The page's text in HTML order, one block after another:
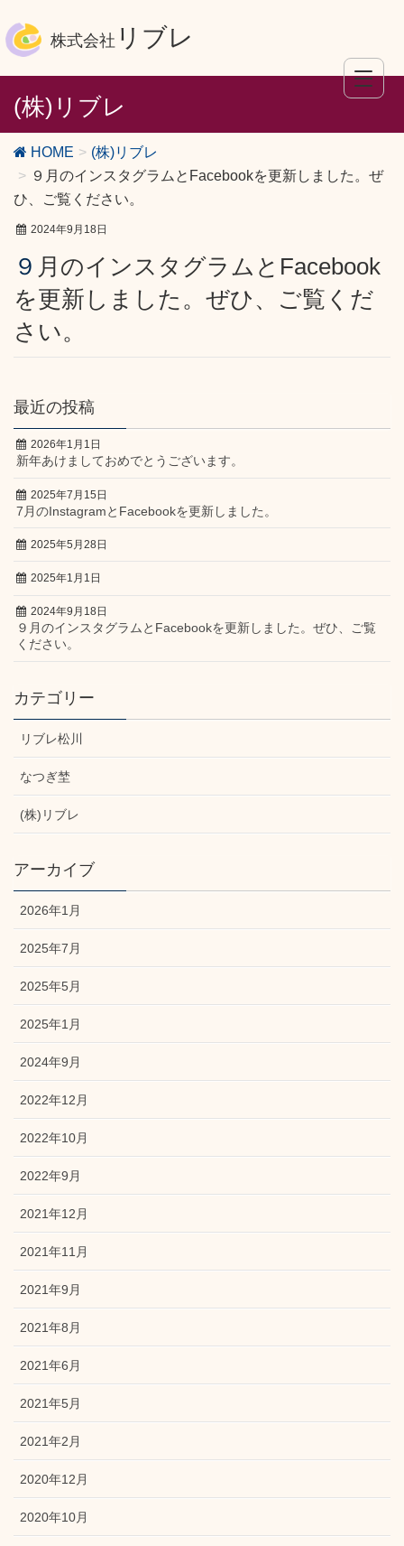
株式会社 リブレ
(株)リブレ
HOME
(株)リブレ
９月のインスタグラムとFacebookを更新しました。ぜ
ひ、ご覧ください。
2024年9月18日
９月のインスタグラムとFacebook
を更新しました。ぜひ、ご覧くだ
さい。
最近の投稿
2026年1月1日
新年あけましておめでとうございます。
2025年7月15日
7月のInstagramとFacebookを更新しました。
2025年5月28日
2025年1月1日
2024年9月18日
９月のインスタグラムとFacebookを更新しました。ぜひ、ご覧
ください。
カテゴリー
リブレ松川
なつぎ埜
(株)リブレ
アーカイブ
2026年1月
2025年7月
2025年5月
2025年1月
2024年9月
2022年12月
2022年10月
2022年9月
2021年12月
2021年11月
2021年9月
2021年8月
2021年6月
2021年5月
2021年2月
2020年12月
2020年10月